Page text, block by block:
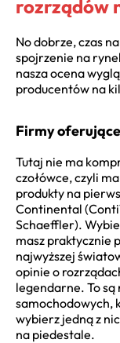
rozrządów
No dobrze, czas
spojrzenie na
nasza ocena
producentów na
Firmy
Tutaj nie ma
czołówce, czyli
produkty na
Continental
Schaeffler).
masz praktycznie
najwyższej
opinie o
legendarne. To
samochodowych,
wybierz jedną z
na piedestale.